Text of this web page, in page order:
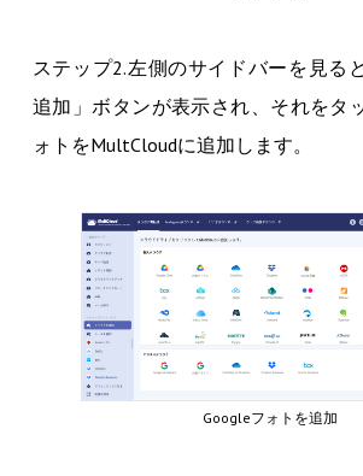
ステップ2.左側のサイドバーを見る
追加」ボタンが表示され、それをタ
ォトをMultCloudに追加します。
Googleフォトを追加